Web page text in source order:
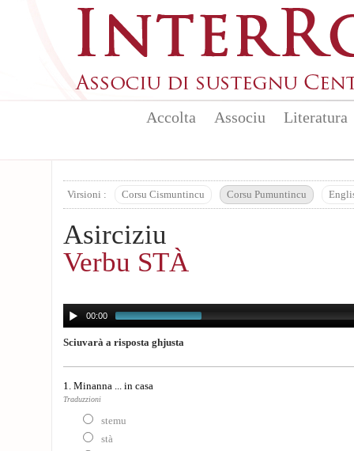
Accolta Associu Literatura
Virsioni : Corsu Cismuntincu Corsu Pumuntincu
Asirciziu
Verbu STÀ
00:00
Sciuvarà a risposta ghjusta
1. Minanna ... in casa
Traduzzioni
stemu
stà